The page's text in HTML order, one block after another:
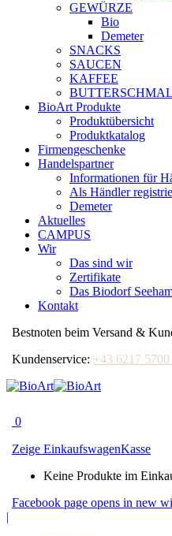
GEWÜRZE
Bio
Demeter
SNACKS
SAUCEN
KAFFEE
BioArt Produkte
Produktübersicht
Produktkatalog
Firmengeschenke
Handelspartner
Informationen für
Als Händler
Demeter
Aktuelles
CAMPUS
Wir
Das sind wir
Zertifikate
Das Biodorf
Kontakt
Bestnoten beim Versand &
Kundenservice: +43 6217 5700
0
Zeige EinkaufswagenKasse
Keine Produkte im
Facebook page opens in new
|